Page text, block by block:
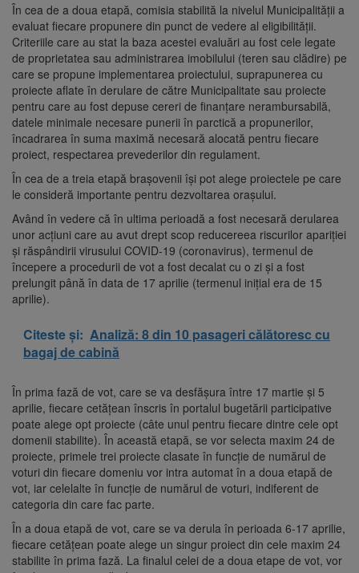
În cea de a doua etapă, comisia stabilită la nivelul Municipalității a
evaluat fiecare propunere din punct de vedere al eligibilității.
Criteriile care au stat la baza acestei evaluări au fost cele legate
de proprietatea sau administrarea imobilului (teren sau clădire) pe
care se propune implementarea proiectului, suprapunerea cu
proiecte aflate în derulare de către Municipalitate sau proiecte
pentru care au fost depuse cereri de finanțare nerambursabilă,
datele minimale necesare punerii în parctică a propunerilor,
încadrarea în suma maximă necesară alocată pentru fiecare
proiect, respectarea prevederilor din regulament.
În cea de a treia etapă brașovenii își pot alege proiectele pe care
le consideră importante pentru dezvoltarea orașului.
Având în vedere că în ultima perioadă a fost necesară derularea
unor acțiuni care au avut drept scop reducereea riscurilor apariției
și răspândirii virusului COVID-19 (coronavirus), termenul de
începere a procedurii de vot a fost decalat cu o zi și a fost
prelungit până în data de 17 aprilie (termenul inițial era de 15
aprilie).
Citeste și: Analiză: 8 din 10 pasageri călătoresc cu
bagaj de cabină
În prima fază de vot, care se va desfășura între 17 martie și 5
aprilie, fiecare cetățean înscris în portalul bugetării participative
poate alege opt proiecte (câte unul pentru fiecare dintre cele opt
domenii stabilite). În această etapă, se vor selecta maxim 24 de
proiecte, primele trei proiecte clasate în funcție de numărul de
voturi din fiecare domeniu vor intra automat în a doua etapă de
vot, iar celelalte în funcție de numărul de voturi, indiferent de
categoria din care fac parte.
În a doua etapă de vot, care se va derula în perioada 6-17 aprilie,
fiecare cetățean poate alege un singur proiect din cele maxim 24
stabilite în prima fază. La finalul celei de a doua etape de vot, vor